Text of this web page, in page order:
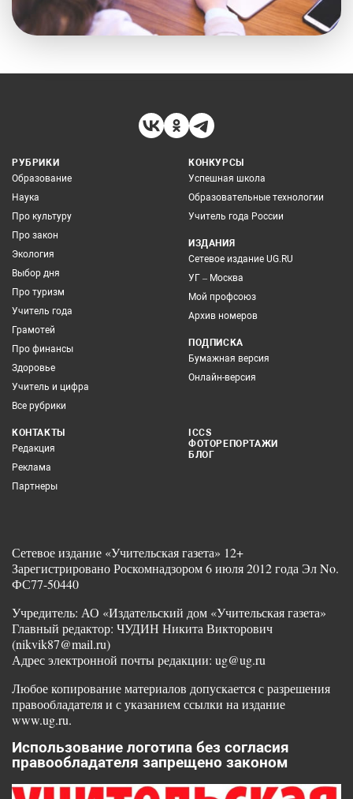
РУБРИКИ
Образование
Наука
Про культуру
Про закон
Экология
Выбор дня
Про туризм
Учитель года
Грамотей
Про финансы
Здоровье
Учитель и цифра
Все рубрики
КОНКУРСЫ
Успешная школа
Образовательные технологии
Учитель года России
ИЗДАНИЯ
Сетевое издание UG.RU
УГ – Москва
Мой профсоюз
Архив номеров
ПОДПИСКА
Бумажная версия
Онлайн-версия
КОНТАКТЫ
Редакция
Реклама
Партнеры
ICCS
ФОТОРЕПОРТАЖИ
БЛОГ
Сетевое издание «Учительская газета» 12+
Зарегистрировано Роскомнадзором 6 июля 2012 года Эл No.
ФС77-50440
Учредитель: АО «Издательский дом «Учительская газета»
Главный редактор: ЧУДИН Никита Викторович
(nikvik87@mail.ru)
Адрес электронной почты редакции: ug@ug.ru
Любое копирование материалов допускается с разрешения
правообладателя и с указанием ссылки на издание
www.ug.ru.
Использование логотипа без согласия
правообладателя запрещено законом